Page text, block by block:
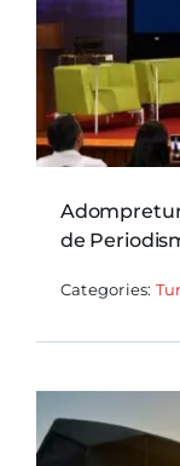
de
Categories: